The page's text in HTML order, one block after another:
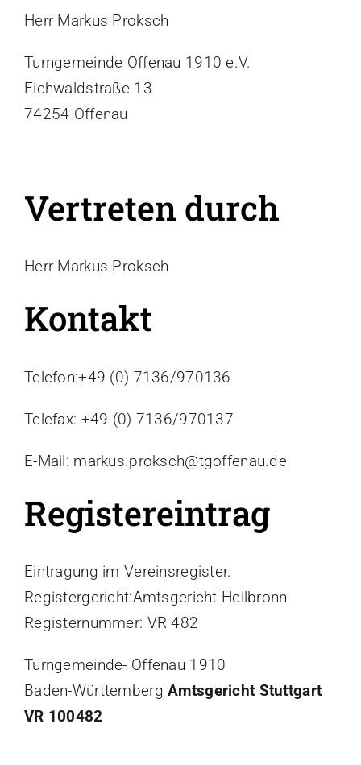
Termine
Fotos / Videos
100 Jahre TGO
Service & Downloads
Kontakt
Trikot-Online-Shop
Datenschutzerklärung
Impressum
Herr Markus Proksch
Turngemeinde Offenau 1910 e.V.
Eichwaldstraße 13
74254 Offenau
Vertreten durch
Herr Markus Proksch
Kontakt
Telefon:+49 (0) 7136/970136
Telefax: +49 (0) 7136/970137
E-Mail: markus.proksch@tgoffenau.de
Registereintrag
Eintragung im Vereinsregister.
Registergericht:Amtsgericht Heilbronn
Registernummer: VR 482
Turngemeinde- Offenau 1910
Baden-WürttembergAmtsgericht Stuttgart
VR 100482